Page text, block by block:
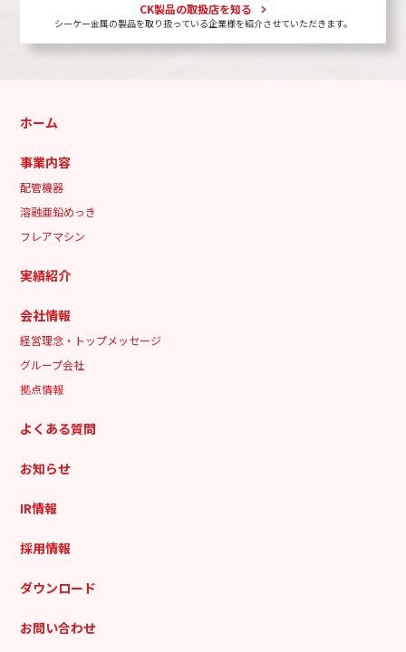
CK製品の取扱店を知る
シーケー金属の製品を取り扱っている企業様を紹介させていただきます。
ホーム
事業内容
配管機器
溶融亜鉛めっき
フレアマシン
実績紹介
会社情報
経営理念・トップメッセージ
グループ会社
拠点情報
よくある質問
お知らせ
IR情報
採用情報
ダウンロード
お問い合わせ